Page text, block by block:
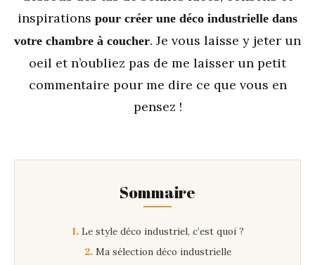
inspirations pour créer une déco industrielle dans
votre chambre à coucher. Je vous laisse y jeter un
oeil et n’oubliez pas de me laisser un petit
commentaire pour me dire ce que vous en
pensez !
Sommaire
1.Le style déco industriel, c’est quoi ?
2.Ma sélection déco industrielle